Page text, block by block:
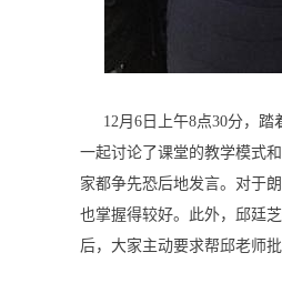
12月 6 日上午8点30分，踏
一起讨论了课堂的教学模式
家都争先恐后地发言。对于
也掌握得较好。此外，邱廷
后，大家主动要求帮邱老师